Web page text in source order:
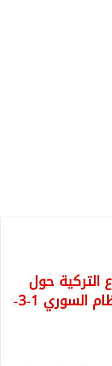
التركية حول
إسقاط طائرات حربية للنظام السوري 1-3-